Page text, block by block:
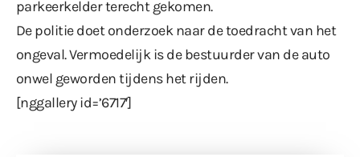
parkeerkelder terecht gekomen.
De politie doet onderzoek naar de toedracht van het
ongeval. Vermoedelijk is de bestuurder van de auto
onwel geworden tijdens het rijden.
[nggallery id=’6717′]